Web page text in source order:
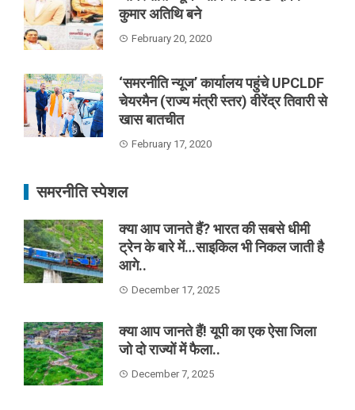
कुमार अतिथि बने
February 20, 2020
‘समरनीति न्यूज’ कार्यालय पहुंचे UPCLDF
चेयरमैन (राज्य मंत्री स्तर) वीरेंद्र तिवारी से
खास बातचीत
February 17, 2020
समरनीति स्पेशल
क्या आप जानते हैं? भारत की सबसे धीमी
ट्रेन के बारे में…साइकिल भी निकल जाती है
आगे..
December 17, 2025
क्या आप जानते हैं! यूपी का एक ऐसा जिला
जो दो राज्यों में फैला..
December 7, 2025